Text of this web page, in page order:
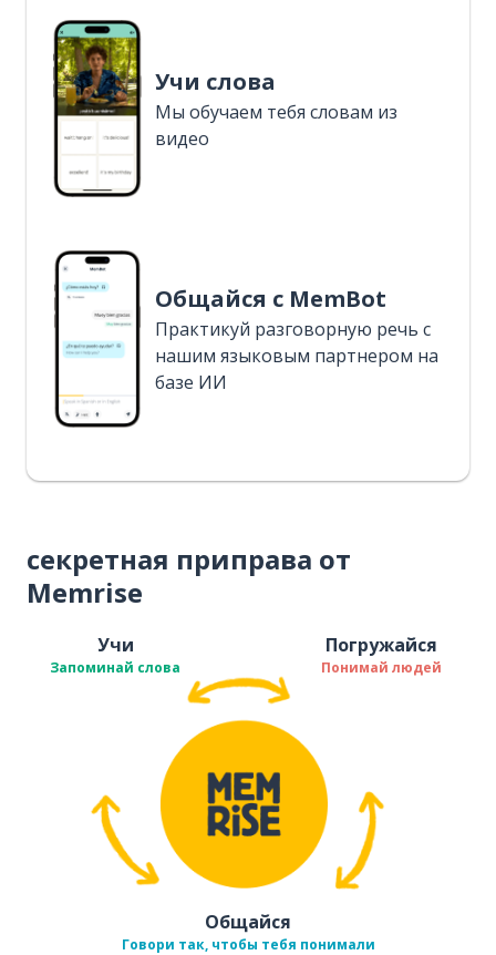
Учи слова
Мы обучаем тебя словам из
видео
Общайся с MemBot
Практикуй разговорную речь с
нашим языковым партнером на
базе ИИ
секретная приправа от
Memrise
Учи
Запоминай слова
Погружайся
Понимай людей
Общайся
Говори так, чтобы тебя понимали